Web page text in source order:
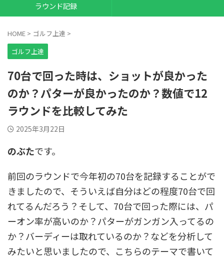
ラウンド記録
HOME > ゴルフ上達 >
ゴルフ上達
70台で回った時は、ショットが良かった
のか？パターが良かったのか？数値で12
ラウンドを比較してみた
2025年3月22日
のぶたです。
前回のラウンドで今年初の70台を記録することがで
きましたので、そういえば自分はどの程度70台で回
れてるんだろう？そして、70台で回った際には、パ
ーオン率が高いのか？パターがガンガン入ってるの
か？バーディーは取れているのか？などを分析して
みたいと思いましたので、こちらのテーマで書いて